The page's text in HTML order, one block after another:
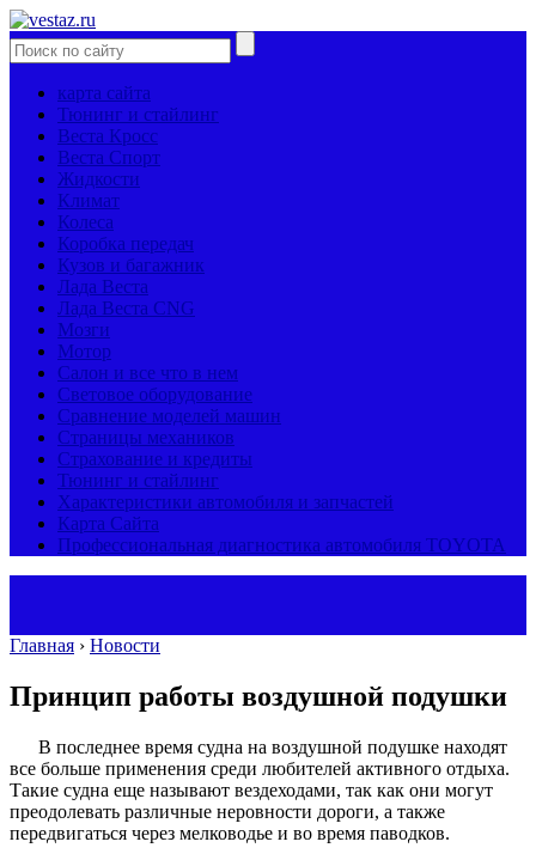
карта сайта
Тюнинг и стайлинг
Веста Кросс
Веста Спорт
Жидкости
Климат
Колеса
Коробка передач
Кузов и багажник
Лада Веста
Лада Веста CNG
Мозги
Мотор
Салон и все что в нем
Световое оборудование
Сравнение моделей машин
Страницы механиков
Страхование и кредиты
Тюнинг и стайлинг
Характеристики автомобиля и запчастей
Карта Сайта
Профессиональная диагностика автомобиля TOYOTA
Главная › Новости
Принцип работы воздушной подушки
В последнее время судна на воздушной подушке находят
все больше применения среди любителей активного отдыха.
Такие судна еще называют вездеходами, так как они могут
преодолевать различные неровности дороги, а также
передвигаться через мелководье и во время паводков.